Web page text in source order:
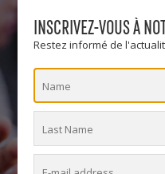
INSCRIVEZ-VOUS À
Restez informé de